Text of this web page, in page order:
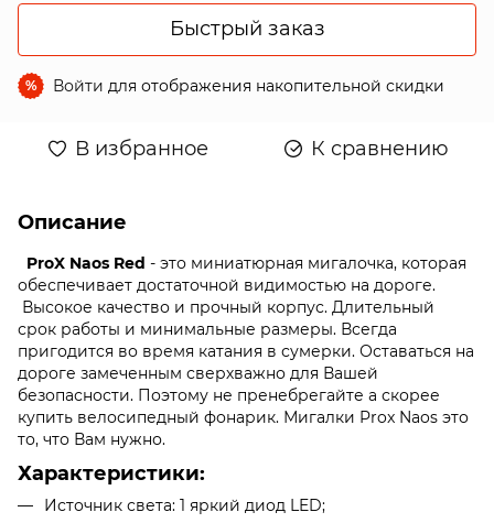
Быстрый заказ
% Войти для отображения накопительной скидки
В избранное К сравнению
Описание
ProX Naos Red - это миниатюрная мигалочка, которая
обеспечивает достаточной видимостью на дороге.
Высокое качество и прочный корпус. Длительный
срок работы и минимальные размеры. Всегда
пригодится во время катания в сумерки. Оставаться на
дороге замеченным сверхважно для Вашей
безопасности. Поэтому не пренебрегайте а скорее
купить велосипедный фонарик. Мигалки Prox Naos это
то, что Вам нужно.
Характеристики:
Источник света: 1 яркий диод LED;